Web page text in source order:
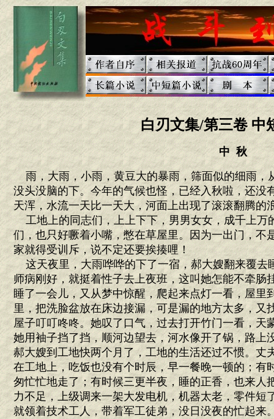
白刃文集/第三卷 中
中 秋
雨，大雨，小雨，黄豆大的暴雨，筛面似的细雨，
没头没脑的下。今年的气候也怪，已经入秋啦，还没
天浑，水流一天比一天大，河面上出现了滚滚翻腾的
工地上的同志们，上上下下，男男女女，成千上万
们，也只好噘着小嘴，憋在草屋里。因为一出门，不
家就得受训斥，说不定还要挨揍哩！
这天夜里，大雨哗哗的下了一宿，郝大嫂翻来覆去
师病刚好，就挺着性子去上夜班，这叫她怎能不牵肠
睡了一会儿，又从梦中惊醒，爬起来点灯一看，屋里
里，把洗脸盆放在床边接漏，可是漏的地方太多，又
屋子叮叮咚咚。她叹了口气，过去打开竹门一看，天
她用袖子挡了挡，顺河边望去，河水像开了锅，路上
郝大嫂到工地快两个月了，工地的生活还过不惯。丈
在工地上，吃饭也没有个时辰，早一餐晚一顿的；有
匆忙忙地走了；有时候三更半夜，睡的正香，也来人
力不足，上级调来一架大发电机，机器太老，零件短
就领着技术工人，带着军工徒弟，没日没夜的忙起来